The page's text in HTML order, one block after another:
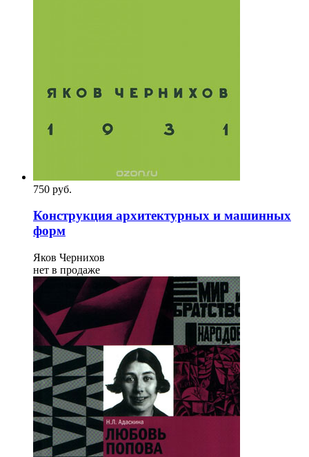
750 pуб.
Конструкция архитектурных и машинных
форм
Яков Чернихов
нет в продаже